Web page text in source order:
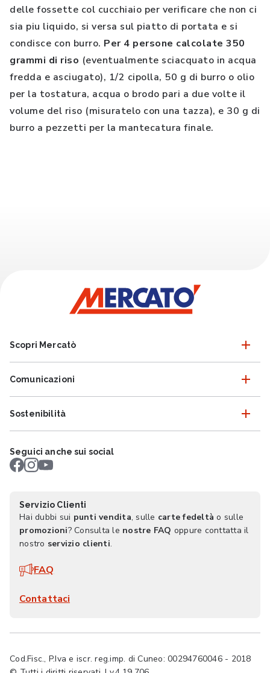
delle fossette col cucchiaio per verificare che non ci
sia piu liquido, si versa sul piatto di portata e si
condisce con burro. Per 4 persone calcolate 350
grammi di riso (eventualmente sciacquato in acqua
fredda e asciugato), 1/2 cipolla, 50 g di burro o olio
per la tostatura, acqua o brodo pari a due volte il
volume del riso (misuratelo con una tazza), e 30 g di
burro a pezzetti per la mantecatura finale.
Scopri Mercatò
Comunicazioni
Sostenibilità
Seguici anche sui social
Servizio Clienti
Hai dubbi sui punti vendita, sulle carte fedeltà o sulle
promozioni? Consulta le nostre FAQ oppure conttatta il
nostro servizio clienti.
FAQ
Contattaci
Cod.Fisc., P.Iva e iscr. reg.imp. di Cuneo: 00294760046 - 2018